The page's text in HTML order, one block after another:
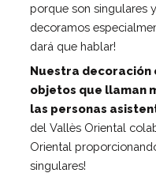
El
porque son singulares
decoramos
dará que hablar!
Nuestra decoración
objetos que llaman
las personas
del Vallès Oriental
Oriental
singulares!